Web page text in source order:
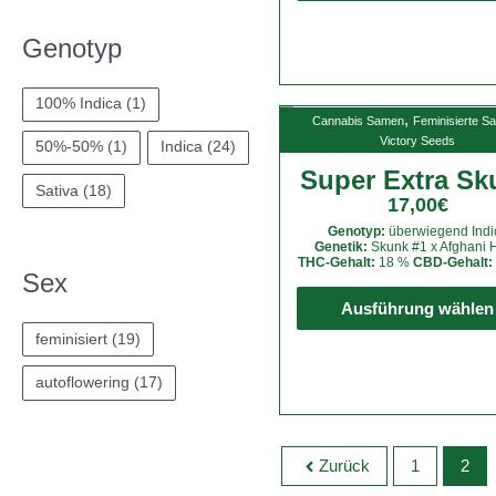
Genotyp
100% Indica (1)
50%-50% (1) Indica (24)
Sativa (18)
Sex
feminisiert (19)
autoflowering (17)
Cannabis Samen, Feminisierte
Victory Seeds
Super Extra
17,00€
Genotyp: überwiegend
Genetik: Skunk #1 x Afghani
THC-Gehalt: 18 % CBD-Gehalt:
Ausführung wählen
Zurück 1 2